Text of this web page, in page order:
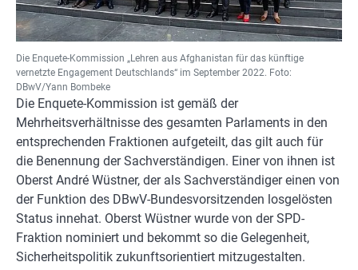
Die Enquete-Kommission „Lehren aus Afghanistan für das künftige
vernetzte Engagement Deutschlands“ im September 2022. Foto:
DBwV/Yann Bombeke
Die Enquete-Kommission ist gemäß der
Mehrheitsverhältnisse des gesamten Parlaments in den
entsprechenden Fraktionen aufgeteilt, das gilt auch für
die Benennung der Sachverständigen. Einer von ihnen ist
Oberst André Wüstner, der als Sachverständiger einen von
der Funktion des DBwV-Bundesvorsitzenden losgelösten
Status innehat. Oberst Wüstner wurde von der SPD-
Fraktion nominiert und bekommt so die Gelegenheit,
Sicherheitspolitik zukunftsorientiert mitzugestalten.